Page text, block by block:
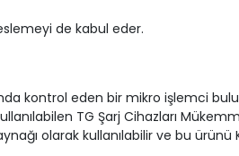
de kabul eder.
kontrol eden bir mikro işlemci
TG Şarj Cihazları
olarak kullanılabilir ve bu